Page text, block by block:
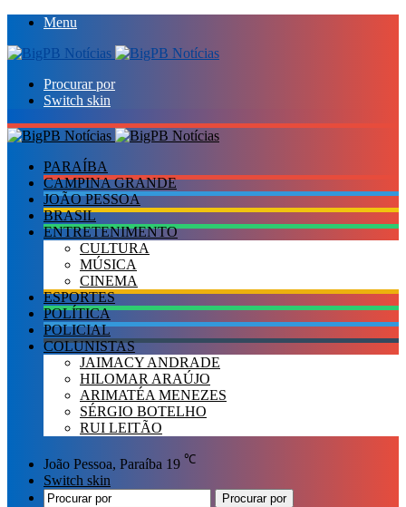
Menu
Procurar por
Switch skin
PARAÍBA
CAMPINA GRANDE
JOÃO PESSOA
BRASIL
ENTRETENIMENTO
CULTURA
MÚSICA
CINEMA
ESPORTES
POLÍTICA
POLICIAL
COLUNISTAS
JAIMACY ANDRADE
HILOMAR ARAÚJO
ARIMATÉA MENEZES
SÉRGIO BOTELHO
RUI LEITÃO
João Pessoa, Paraíba 19 ℃
Switch skin
Procurar por